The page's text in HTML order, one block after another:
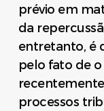
prévio em
da
entretanto, é
pelo fato de
processos